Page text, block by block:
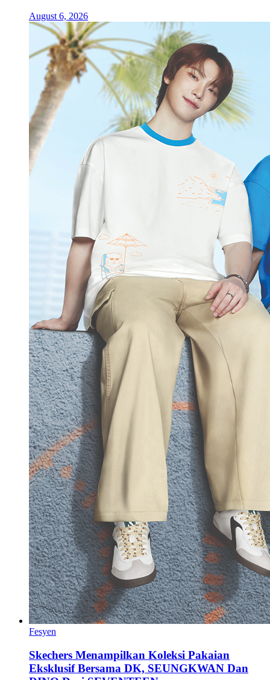
August 6, 2026
Fesyen
Skechers Menampilkan Koleksi Pakaian
Eksklusif Bersama DK, SEUNGKWAN Dan